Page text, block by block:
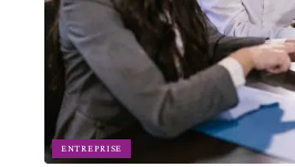
ENTREPRISE